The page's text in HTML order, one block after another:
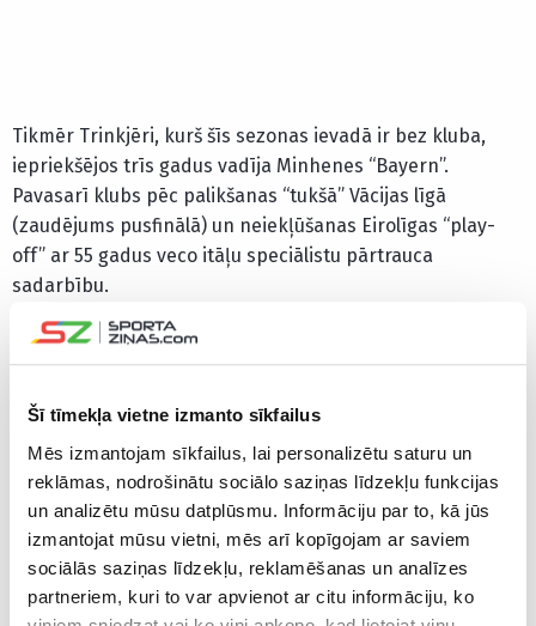
Šī tīmekļa vietne izmanto sīkfailus
Mēs izmantojam sīkfailus, lai personalizētu saturu un
reklāmas, nodrošinātu sociālo saziņas līdzekļu funkcijas
un analizētu mūsu datplūsmu. Informāciju par to, kā jūs
izmantojat mūsu vietni, mēs arī kopīgojam ar saviem
sociālās saziņas līdzekļu, reklamēšanas un analīzes
partneriem, kuri to var apvienot ar citu informāciju, ko
Tikmēr Trinkjēri, kurš šīs sezonas ievadā ir bez kluba,
iepriekšējos trīs gadus vadīja Minhenes “Bayern”.
Pavasarī klubs pēc palikšanas “tukšā” Vācijas līgā
(zaudējums pusfinālā) un neiekļūšanas Eirolīgas “play-
off” ar 55 gadus veco itāļu speciālistu pārtrauca
sadarbību.
Trinkjēri iepriekš strādājis arī dažādos klubos Itālijā,
komandu Bambergas “Brose”, kur no 2014. līdz 2017.
saspēles vadītājam aizvadot karjeras spilgtākos gadus
Eirolīgā.
Jāatgādina, ka “Fenerbahce” pēc Pasaules kausa
finālturnīra noslēdza vienošanos ar Artūru Žagaru uz trīs
sezonām, bet šosezon viņš tika izīrēts Lietuvas klubam